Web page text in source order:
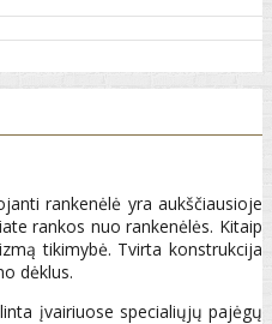
rankenėlė yra aukščiausioje
rankos nuo rankenėlės. Kitaip
tikimybė. Tvirta konstrukcija
dėklus.
įvairiuose specialiųjų pajėgų